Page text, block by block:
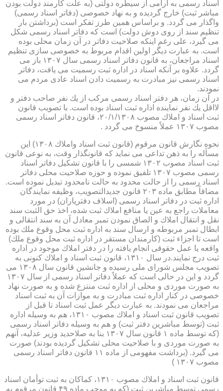
اسناد رسمی به آرامی از سیطره دولتی (به علت كارمند دولت بودن
مباشر ثبت) خارج گردیده و به نهاد خصوصی (دفاتر اسناد رسمی)
واگذار می گردد. و براساس همین طرز تفكر است (برداشتن بار
تنظیم سند از روی دوش دولت) است كه دفاتر اسناد رسمی شكل
می گیرد، علی رغم اینكه صلاحیت دفاتر در آن زمان محلی بوده
است. به عبارت دیگر اولین اقدام مربوط به خصوصی سازی تنظیم
اسناد مراجعان، به قانون دفاتر اسناد رسمی سال ۱۳۰۷ باز می
گردد. علاوه بر آنكه اسناد در اداره ثبت رسمیت می یافت، دفاتر
اسناد رسمی نیز مبادرت به رسمیت دادن اسناد عادی مردم می
نمودند.
در آن زمان، هر دفتر اسناد رسمی مركب از یك نفر صاحب دفتر و
لااقل یك نفر نماینده اداره ثبت اسناد بوده است. با تصویب قانون
ثبت اسناد و املاك مصوب ۲۰/۱/۱۳۰۸، قانون دفاتر اسناد رسمی
مصوب ۱۳۰۷ عملاً منسوخ می گردد .
نحوه نگارش قانون مرقوم (قانون ثبت اسناد واملاك ۱۳۰۸) این
مسأله را به ذهن تداعی می نماید كه قانونگذار وقت، به نوعی قانون
ثبت اسناد مصوب ۱۳۰۲ شمسی را با قانون تشكیل دفاتر اسناد
رسمی مصوب ۱۳۰۷ تلفیق نموده و حوزه صلاحیت محلی دفاتر
اسناد رسمی را از حالت محدود به حالت نامحدود تبدیل نموده است.
مضافاً مطابق ماده ۲۰۳ قانون جدیدالتصویب، وظیفه نمایندگان
اداره ثبت در دفاتر اسناد رسمی (اسلاف دفتریاران) در مورد
معاملات راجع به عین یا منافع املاك ثبت شده، اخذ حق الثبت سند
نقل و انتقال املاك و الصاق نمودن تمبر معادل آن به سند انتقالی و
ابطال تمبر مربوطه و ارسال سند به اداره ثبت محل وقوع ملك بوده
است تا اجزاء ثبت (كارمندان مستقر در اداره ثبت محل وقوع ملك)
واقعه یا عمل حقوقی انجام یافته را در دفتر املاك موجود در اداره
ثبت درج نمایند.در سال ۱۳۱۰، قانون ثبت اسناد و املاك كنونی به
تصویب مجلس شورای ملی رسیده و جانشین قانون سال ۱۳۰۸ می
گردد و این در حالی است كه عملاً دفاتر اسناد رسمی از سال ۱۳۰۷
به صورت موردی و محلی از اداره ثبت منتزع شده و به صورت نهاد
خصوصی در كنار اداره ثبت مبادرت و به موازات آن به ثبت اسناد
مراجعان می نمودند. به عبارت دیگر عمل ثبت اسناد تا قبل از
تصویب قانون ثبت اسناد و املاك مصوب ۱۳۱۰، هم به وسیله اداره
ثبت (توسط مباشرین دفتر ثبت) و هم به وسیله دفاتر اسناد رسمی
(كه توسط ماده ۱ قانون سال ۱۳۰۷ بنا به صلاحدید وزیر عدلیه، آنهم
به صورت موردی و با صلاحیت محلی تشكیل گردیده بودند) صورت
می گیرد. (برداشت مفهومی از ماده ۱۱ قانون دفاتر اسناد رسمی
مصوب ۱۳۰۷ )
قانون ثبت اسناد و املاك مصوب ۱۳۱۰، كماكان به ثبت توأمان اسناد
رسمی توسط مباشرین ثبت (كه به موجب ماده ۴۹ قانون مرقوم به